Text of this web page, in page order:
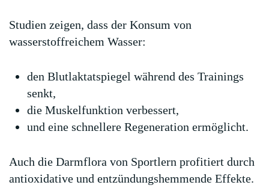
Studien zeigen, dass der Konsum von
wasserstoffreichem Wasser:
den Blutlaktatspiegel während des Trainings
senkt,
die Muskelfunktion verbessert,
und eine schnellere Regeneration ermöglicht.
Auch die Darmflora von Sportlern profitiert durch
antioxidative und entzündungshemmende Effekte.